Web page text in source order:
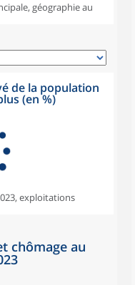
géographie au
de la population
(en %)
exploitations
chômage au